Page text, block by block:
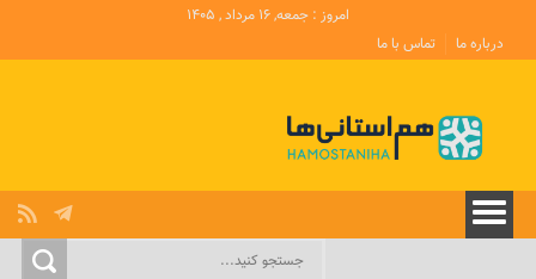
امروز : جمعه, ۱۶ مرداد , ۱۴۰۵
درباره ما
تماس با ما